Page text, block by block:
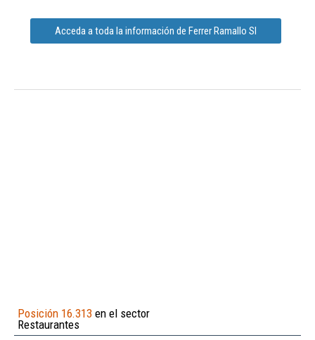
Acceda a toda la información de Ferrer Ramallo Sl
Posición 16.313 en el sector
Restaurantes